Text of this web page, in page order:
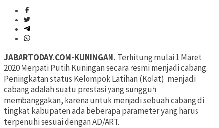
JABARTODAY.COM-KUNINGAN. Terhitung mulai 1 Maret
2020 Merpati Putih Kuningan secara resmi menjadi cabang.
Peningkatan status Kelompok Latihan (Kolat) menjadi
cabang adalah suatu prestasi yang sungguh
membanggakan, karena untuk menjadi sebuah cabang di
tingkat kabupaten ada beberapa parameter yang harus
terpenuhi sesuai dengan AD/ART.